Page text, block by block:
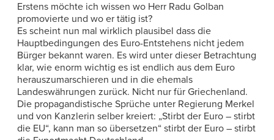
Erstens möchte ich wissen wo Herr Radu Golban
promovierte und wo er tätig ist?
Es scheint nun mal wirklich plausibel dass die
Hauptbedingungen des Euro-Entstehens nicht jedem
Bürger bekannt waren. Es wird unter dieser Betrachtung
klar, wie enorm wichtig es ist endlich aus dem Euro
herauszumarschieren und in die ehemals
Landeswährungen zurück. Nicht nur für Griechenland.
Die propagandistische Sprüche unter Regierung Merkel
und von Kanzlerin selber kreiert: „Stirbt der Euro – stirbt
die EU“, kann man so übersetzen“ stirbt der Euro – stirbt